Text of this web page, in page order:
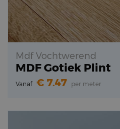
Mdf Vochtwerend
MDF Gotiek Plint
Vanaf 7.47 per meter